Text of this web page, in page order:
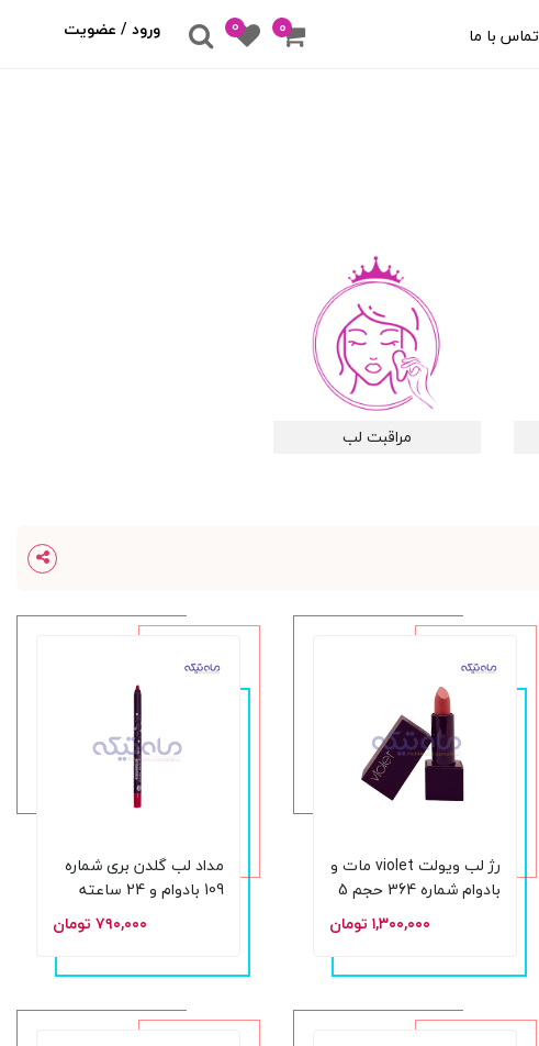
تماس با ما ۰ 0 ورود / عضویت
مراقبت لب
رژ لب ویولت violet مات و
بادوام شماره 364 حجم 5
۱,۳۰۰,۰۰۰ تومان
مداد لب گلدن بری شماره
109 بادوام و 24 ساعته
۷۹۰,۰۰۰ تومان